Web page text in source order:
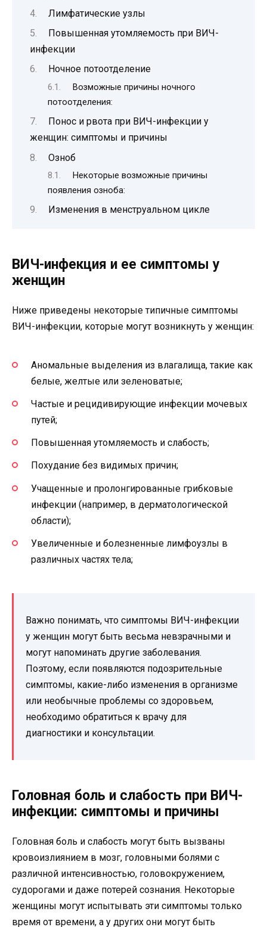
Лимфатические узлы
Повышенная утомляемость при ВИЧ-
инфекции
Ночное потоотделение
Возможные причины ночного
потоотделения:
Понос и рвота при ВИЧ-инфекции у
женщин: симптомы и причины
Озноб
Некоторые возможные причины
появления озноба:
Изменения в менструальном цикле
ВИЧ-инфекция и ее симптомы у
женщин
Ниже приведены некоторые типичные симптомы
ВИЧ-инфекции, которые могут возникнуть у женщин:
Аномальные выделения из влагалища, такие как
белые, желтые или зеленоватые;
Частые и рецидивирующие инфекции мочевых
путей;
Повышенная утомляемость и слабость;
Похудание без видимых причин;
Учащенные и пролонгированные грибковые
инфекции (например, в дерматологической
области);
Увеличенные и болезненные лимфоузлы в
различных частях тела;
Важно понимать, что симптомы ВИЧ-инфекции
у женщин могут быть весьма невзрачными и
могут напоминать другие заболевания.
Поэтому, если появляются подозрительные
симптомы, какие-либо изменения в организме
или необычные проблемы со здоровьем,
необходимо обратиться к врачу для
диагностики и консультации.
Головная боль и слабость при ВИЧ-
инфекции: симптомы и причины
Головная боль и слабость могут быть вызваны
кровоизлиянием в мозг, головными болями с
различной интенсивностью, головокружением,
судорогами и даже потерей сознания. Некоторые
женщины могут испытывать эти симптомы только
время от времени, а у других они могут быть